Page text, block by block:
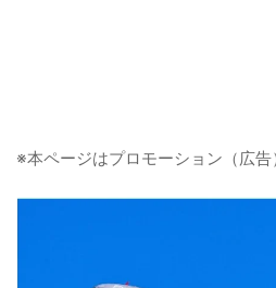
※本ページはプロモーション（広告